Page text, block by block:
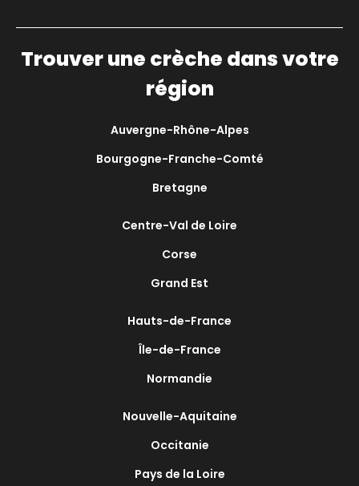
Trouver une crèche dans votre
région
Auvergne-Rhône-Alpes
Bourgogne-Franche-Comté
Bretagne
Centre-Val de Loire
Corse
Grand Est
Hauts-de-France
Île-de-France
Normandie
Nouvelle-Aquitaine
Occitanie
Pays de la Loire